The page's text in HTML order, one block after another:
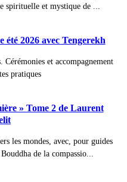
spirituelle et mystique de ...
été 2026 avec Tengerekh
Cérémonies et accompagnement
pratiques
» Tome 2 de Laurent
les mondes, avec, pour guides
de la compassio...